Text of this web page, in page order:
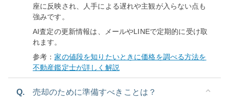
座に反映され、人手による遅れや主観が入らない点も
強みです。
AI査定の更新情報は、メールやLINEで定期的に受け取
れます。
参考：家の値段を知りたいときに価格を調べる方法を
不動産鑑定士が詳しく解説
Q. 売却のために準備すべきことは？